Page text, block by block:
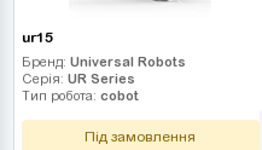
ur15
Бренд: Universal Robots
Серія: UR Series
Тип робота: cobot
Під замовлення